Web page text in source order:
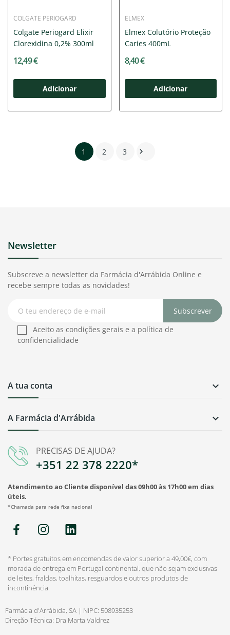
COLGATE PERIOGARD
Colgate Periogard Elixir
Clorexidina 0,2% 300ml
12,49 €
Adicionar
ELMEX
Elmex Colutório Proteção
Caries 400mL
8,40 €
Adicionar
1 2 3 
PRECISAS DE AJUDA?
+351 22 378 2220*
Atendimento ao Cliente disponível das 09h00 às 17h00 em dias
úteis.
*Chamada para rede fixa nacional
A Farmácia d'Arrábida 
A tua conta 
Newsletter
Subscreve a newsletter da Farmácia d'Arrábida Online e
recebe sempre todas as novidades!
Subscrever
Aceito as condições gerais e a política de
confidencialidade
* Portes gratuitos em encomendas de valor superior a 49,00€, com
morada de entrega em Portugal continental, que não sejam exclusivas
de leites, fraldas, toalhitas, resguardos e outros produtos de
incontinência.
Farmácia d'Arrábida, SA | NIPC: 508935253
Direção Técnica: Dra Marta Valdrez